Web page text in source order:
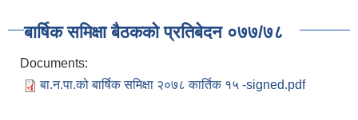
बार्षिक समिक्षा बैठकको प्रतिबेदन ०७७/७८
Documents:
बा.न.पा.को बार्षिक समिक्षा २०७८ कार्तिक १५ -signed.pdf